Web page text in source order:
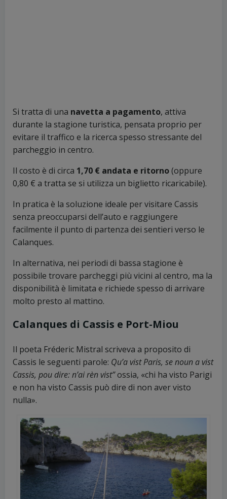
Si tratta di una navetta a pagamento, attiva
durante la stagione turistica, pensata proprio per
evitare il traffico e la ricerca spesso stressante del
parcheggio in centro.
Il costo è di circa 1,70 € andata e ritorno(oppure
0,80 € a tratta se si utilizza un biglietto ricaricabile).
In pratica è la soluzione ideale per visitare Cassis
senza preoccuparsi dell’auto e raggiungere
facilmente il punto di partenza dei sentieri verso le
Calanques.
In alternativa, nei periodi di bassa stagione è
possibile trovare parcheggi più vicini al centro, ma la
disponibilità è limitata e richiede spesso di arrivare
molto presto al mattino.
Calanques di Cassis e Port-Miou
Il poeta Fréderic Mistral scriveva a proposito di
Cassis le seguenti parole: Qu’a vist Paris, se noun a vist
Cassis, pou dire: n’ai rèn vist”ossia, «chi ha visto Parigi
e non ha visto Cassis può dire di non aver visto
nulla».